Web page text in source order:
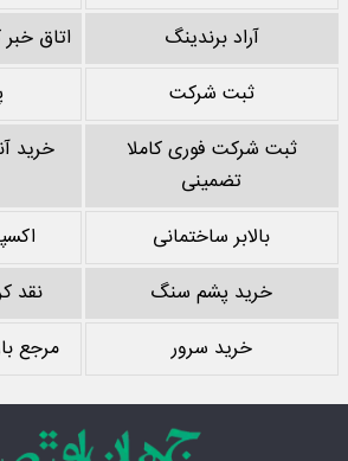
آراد برندینگ
اتاق
ثبت شرکت
ثبت شرکت فوری کاملا
تضمینی
خرید
بالابر ساختمانی
خرید پشم سنگ
نقد
خرید سرور
مرجع